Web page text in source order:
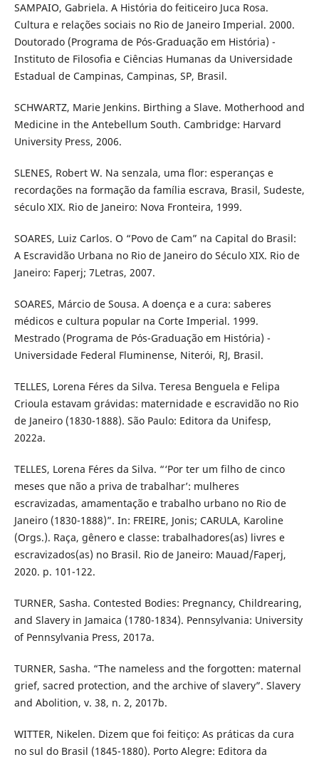
SAMPAIO, Gabriela. A História do feiticeiro Juca Rosa.
Cultura e relações sociais no Rio de Janeiro Imperial. 2000.
Doutorado (Programa de Pós-Graduação em História) -
Instituto de Filosofia e Ciências Humanas da Universidade
Estadual de Campinas, Campinas, SP, Brasil.
SCHWARTZ, Marie Jenkins. Birthing a Slave. Motherhood and
Medicine in the Antebellum South. Cambridge: Harvard
University Press, 2006.
SLENES, Robert W. Na senzala, uma flor: esperanças e
recordações na formação da família escrava, Brasil, Sudeste,
século XIX. Rio de Janeiro: Nova Fronteira, 1999.
SOARES, Luiz Carlos. O “Povo de Cam” na Capital do Brasil:
A Escravidão Urbana no Rio de Janeiro do Século XIX. Rio de
Janeiro: Faperj; 7Letras, 2007.
SOARES, Márcio de Sousa. A doença e a cura: saberes
médicos e cultura popular na Corte Imperial. 1999.
Mestrado (Programa de Pós-Graduação em História) -
Universidade Federal Fluminense, Niterói, RJ, Brasil.
TELLES, Lorena Féres da Silva. Teresa Benguela e Felipa
Crioula estavam grávidas: maternidade e escravidão no Rio
de Janeiro (1830-1888). São Paulo: Editora da Unifesp,
2022a.
TELLES, Lorena Féres da Silva. “‘Por ter um filho de cinco
meses que não a priva de trabalhar’: mulheres
escravizadas, amamentação e trabalho urbano no Rio de
Janeiro (1830-1888)”. In: FREIRE, Jonis; CARULA, Karoline
(Orgs.). Raça, gênero e classe: trabalhadores(as) livres e
escravizados(as) no Brasil. Rio de Janeiro: Mauad/Faperj,
2020. p. 101-122.
TURNER, Sasha. Contested Bodies: Pregnancy, Childrearing,
and Slavery in Jamaica (1780-1834). Pennsylvania: University
of Pennsylvania Press, 2017a.
TURNER, Sasha. “The nameless and the forgotten: maternal
grief, sacred protection, and the archive of slavery”. Slavery
and Abolition, v. 38, n. 2, 2017b.
WITTER, Nikelen. Dizem que foi feitiço: As práticas da cura
no sul do Brasil (1845-1880). Porto Alegre: Editora da